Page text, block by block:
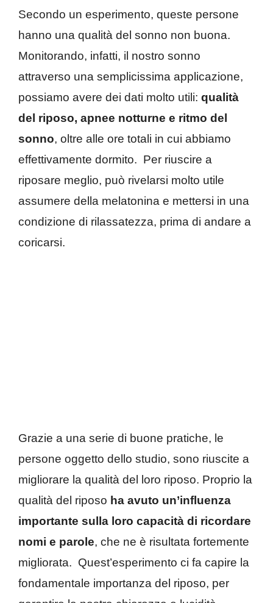
Secondo un esperimento, queste persone
hanno una qualità del sonno non buona.
Monitorando, infatti, il nostro sonno
attraverso una semplicissima applicazione,
possiamo avere dei dati molto utili: qualità
del riposo, apnee notturne e ritmo del
sonno, oltre alle ore totali in cui abbiamo
effettivamente dormito. Per riuscire a
riposare meglio, può rivelarsi molto utile
assumere della melatonina e mettersi in una
condizione di rilassatezza, prima di andare a
coricarsi.
Grazie a una serie di buone pratiche, le
persone oggetto dello studio, sono riuscite a
migliorare la qualità del loro riposo. Proprio la
qualità del riposo ha avuto un’influenza
importante sulla loro capacità di ricordare
nomi e parole, che ne è risultata fortemente
migliorata. Quest’esperimento ci fa capire la
fondamentale importanza del riposo, per